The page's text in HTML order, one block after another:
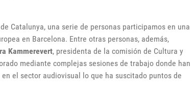
Catalunya, una serie de personas participamos en una
en Barcelona. Entre otras personas, además,
Kammerevert, presidenta de la comisión de Cultura y
mediante complejas sesiones de trabajo donde han
el sector audiovisual lo que ha suscitado puntos de